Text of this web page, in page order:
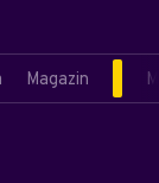
Magazin